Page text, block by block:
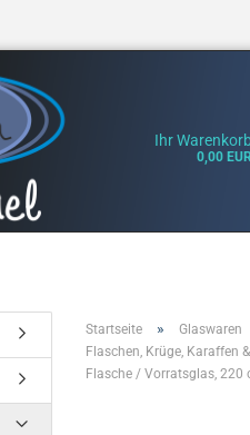
Ihr Warenkorb
0,00 EUR
Startseite » Glaswaren
Flaschen, Krüge, Karaffen
Flasche / Vorratsglas, 220